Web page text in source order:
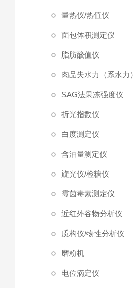
量热仪/热值仪
面包体积测定仪
脂肪酸值仪
肉品失水力（系水力）
SAG法果冻强度仪
折光指数仪
白度测定仪
含油量测定仪
旋光仪/检糖仪
霉菌毒素测定仪
近红外谷物分析仪
质构仪/物性分析仪
磨粉机
电位滴定仪